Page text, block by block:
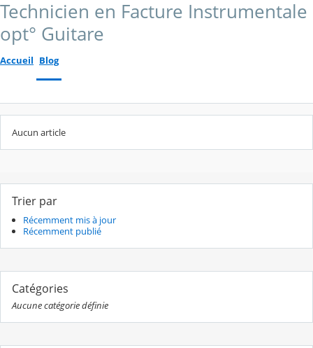
Technicien en Facture Instrumentale
opt° Guitare
Accueil Blog
Aucun article
Trier par
Récemment mis à jour
Récemment publié
Catégories
Aucune catégorie définie